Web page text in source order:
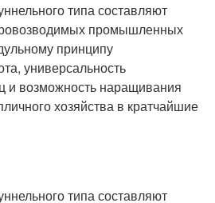
типа составляют
промышленных
принципу
универсальность
возможность наращивания
хозяйства в кратчайшие
типа составляют